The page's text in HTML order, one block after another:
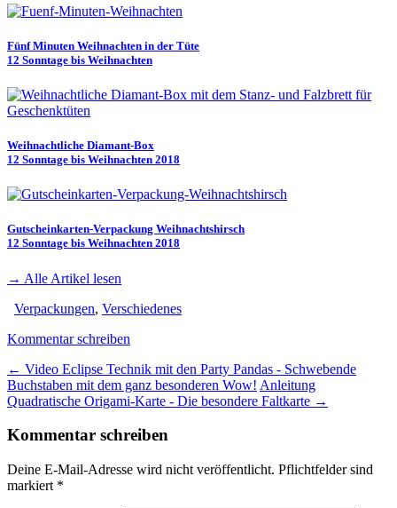
Fünf Minuten Weihnachten in der Tüte
12 Sonntage bis Weihnachten
Weihnachtliche Diamant-Box
12 Sonntage bis Weihnachten 2018
Gutscheinkarten-Verpackung Weihnachtshirsch
12 Sonntage bis Weihnachten 2018
→ Alle Artikel lesen
Verpackungen, Verschiedenes
Kommentar schreiben
← Video Eclipse Technik mit den Party Pandas - Schwebende
Buchstaben mit dem ganz besonderen Wow! Anleitung
Quadratische Origami-Karte - Die besondere Faltkarte →
Kommentar schreiben
Deine E-Mail-Adresse wird nicht veröffentlicht. Pflichtfelder sind
markiert *